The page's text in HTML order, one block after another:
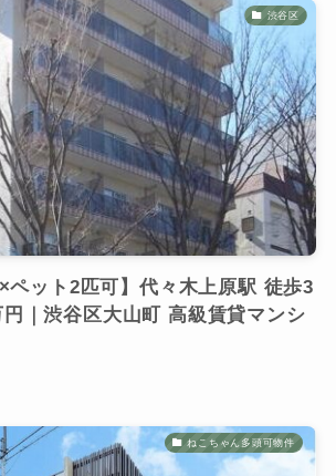
渋谷区
ペット2匹可】代々木上原駅 徒歩3
｜渋谷区大山町 高級賃貸マンシ
ねこちゃん多頭可物件